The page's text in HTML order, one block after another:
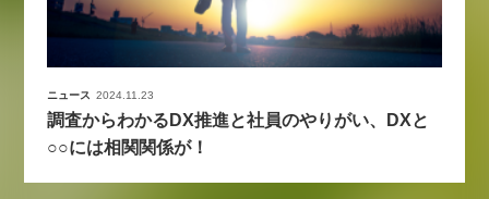
ニュース 2024.11.23
調査からわかるDX推進と社員のやりがい、DXと
○○には相関関係が！